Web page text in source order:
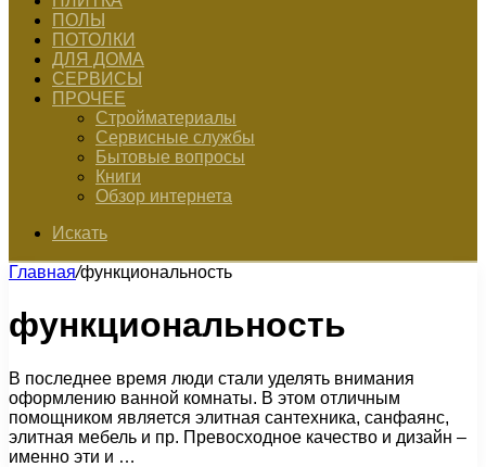
ПОЛЫ
ПОТОЛКИ
ДЛЯ ДОМА
СЕРВИСЫ
ПРОЧЕЕ
Стройматериалы
Сервисные службы
Бытовые вопросы
Книги
Обзор интернета
Искать
Главная/функциональность
функциональность
В последнее время люди стали уделять внимания
оформлению ванной комнаты. В этом отличным
помощником является элитная сантехника, санфаянс,
элитная мебель и пр. Превосходное качество и дизайн –
именно эти и …